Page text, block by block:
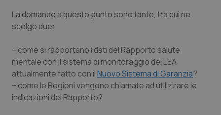
Oncologia & Nutrizione
Psoriasi & pelle
Quotidiano Cardiologia
Quotidiano Chirurgia
La domande a questo punto sono tante, tra cui ne
scelgo due:
– come si rapportano i dati del Rapporto salute
mentale con il sistema di monitoraggio dei LEA
attualmente fatto con ilNuovo Sistema di Garanzia?
– come le Regioni vengono chiamate ad utilizzare le
indicazioni del Rapporto?